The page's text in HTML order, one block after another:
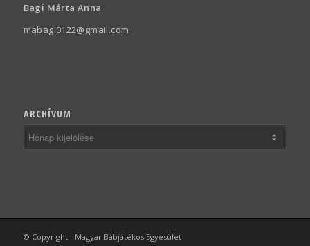
Bagi Márta Anna
mabagi0122@gmail.com
ARCHÍVUM
© Copyright - Magyar Bábjátékos Egyesület